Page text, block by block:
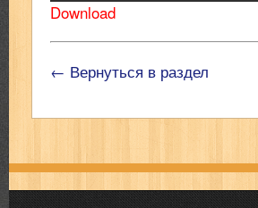
Download
← Вернуться в раздел